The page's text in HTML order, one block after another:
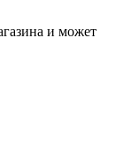
и может